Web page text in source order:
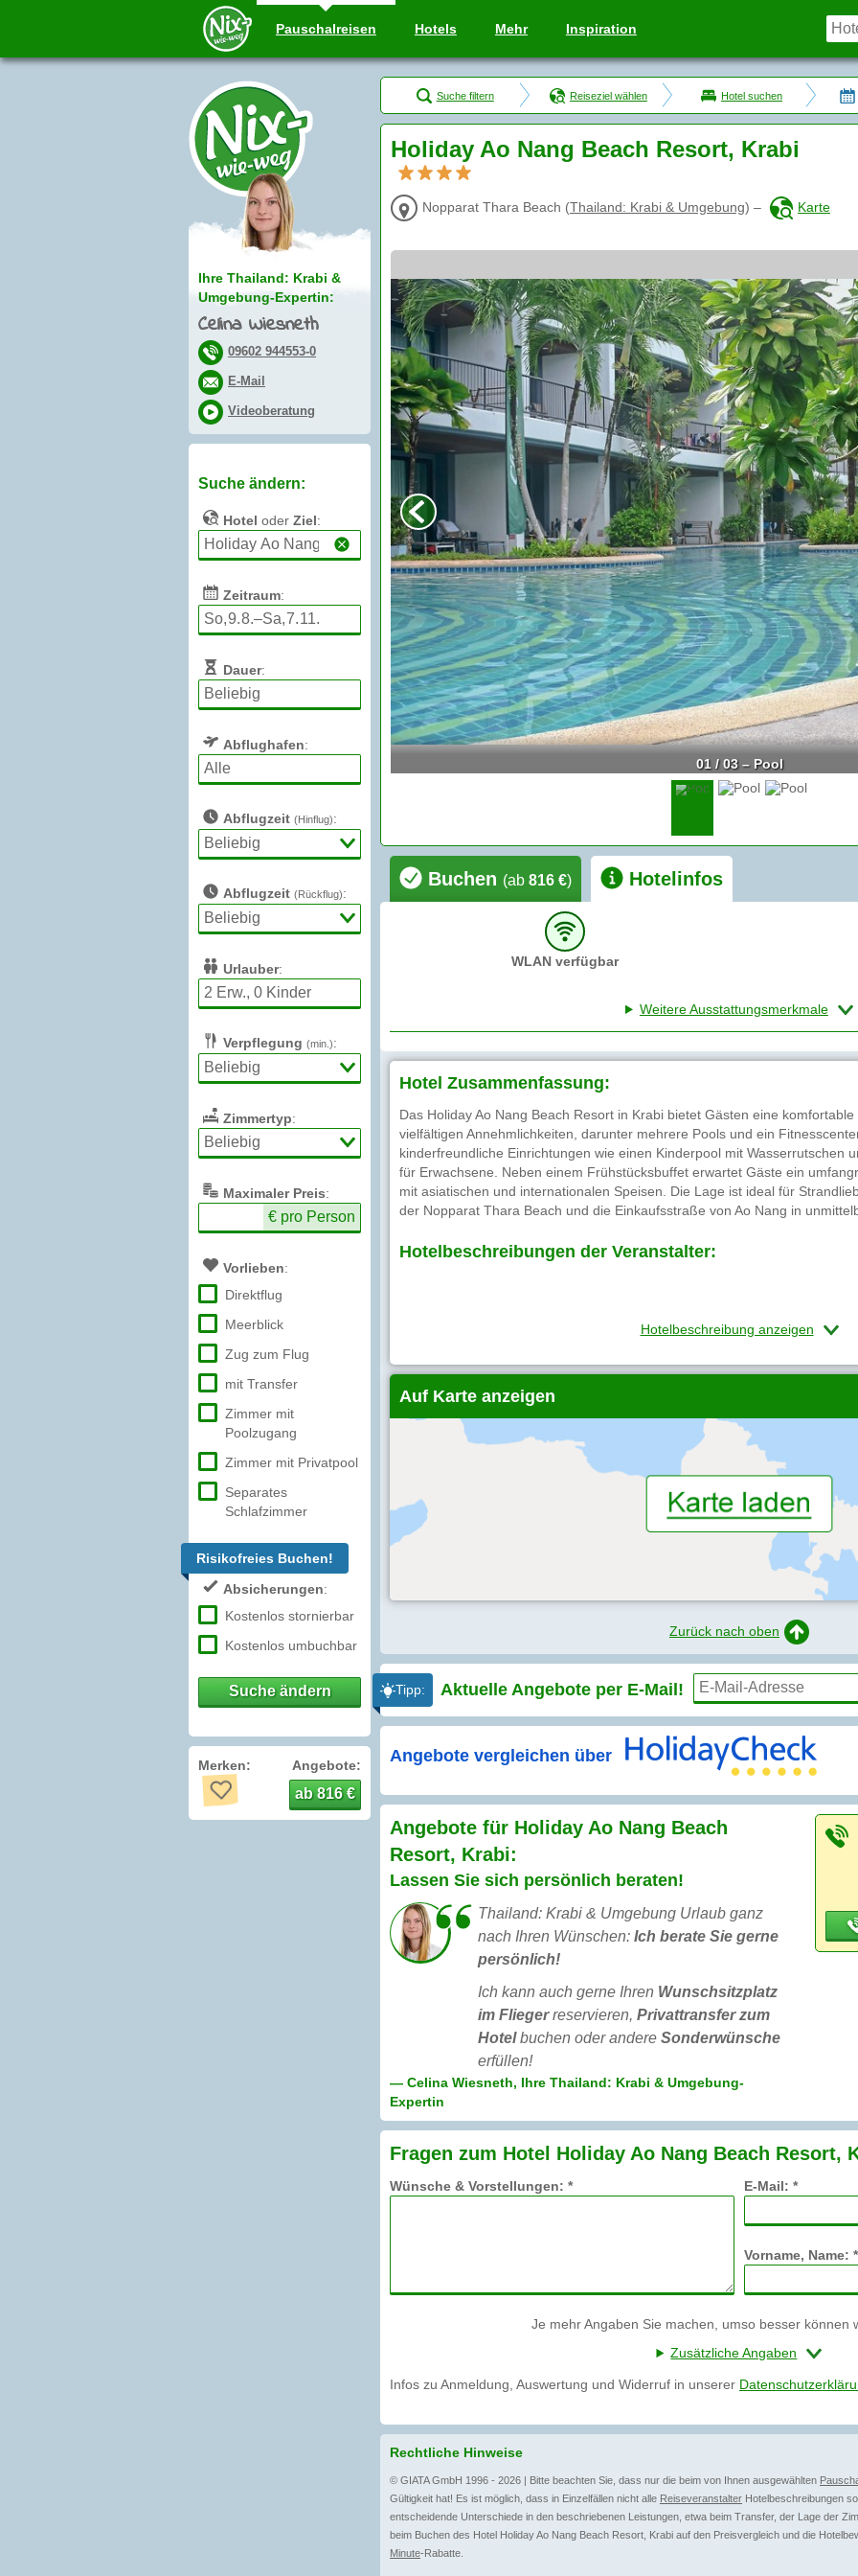
Pauschalreisen Hotels Mehr Inspiration
Ihre Thailand: Krabi &
Umgebung-Expertin:
Celina Wiesneth
09602 944553-0
E-Mail
Videoberatung
Suche ändern:
Hotel oder Ziel:
Zeitraum:
Dauer:
Abflughafen:
Abflugzeit (Hinflug):
Abflugzeit (Rückflug):
Urlauber:
Verpflegung (min.):
Zimmertyp:
Maximaler Preis:
€ pro Person
Vorlieben:
Direktflug
Meerblick
Zug zum Flug
mit Transfer
Zimmer mit
Poolzugang
Zimmer mit Privatpool
Separates
Schlafzimmer
Risikofreies Buchen!
Absicherungen:
Kostenlos stornierbar
Kostenlos umbuchbar
Suche ändern
Merken: Angebote:
ab 816 €
Suche filtern Reiseziel wählen Hotel suchen
Holiday Ao Nang Beach Resort, Krabi
Nopparat Thara Beach (Thailand: Krabi & Umgebung) – Karte
01 / 03 – Pool
Buchen (ab 816 €) Hotelinfos
WLAN verfügbar
Weitere Ausstattungsmerkmale
Hotel Zusammenfassung:
Das Holiday Ao Nang Beach Resort in Krabi bietet Gästen eine
vielfältigen Annehmlichkeiten, darunter mehrere Pools und ein
kinderfreundliche Einrichtungen wie einen Kinderpool mit Wasserrutschen
für Erwachsene. Neben einem Frühstücksbuffet erwartet Gäste ein
mit asiatischen und internationalen Speisen. Die Lage ist ideal für
der Nopparat Thara Beach und die Einkaufsstraße von Ao Nang in
Hotelbeschreibungen der Veranstalter:
Hotelbeschreibung anzeigen
Auf Karte anzeigen
Zurück nach oben
Tipp: Aktuelle Angebote per E-Mail!
Angebote vergleichen über
Angebote für Holiday Ao Nang Beach
Resort, Krabi:
Lassen Sie sich persönlich beraten!
Thailand: Krabi & Umgebung Urlaub ganz
nach Ihren Wünschen: Ich berate Sie gerne
persönlich!
Ich kann auch gerne Ihren Wunschsitzplatz
im Fliegerreservieren, Privattransfer zum
Hotelbuchen oder andere Sonderwünsche
erfüllen!
— Celina Wiesneth, Ihre Thailand: Krabi & Umgebung-
Expertin
Fragen zum Hotel Holiday Ao Nang Beach Resort,
Wünsche & Vorstellungen: * E-Mail: *
Vorname, Name: *
Je mehr Angaben Sie machen, umso besser können
Zusätzliche Angaben
Infos zu Anmeldung, Auswertung und Widerruf in unserer
Rechtliche Hinweise
© GIATA GmbH 1996 - 2026 | Bitte beachten Sie, dass nur die beim von Ihnen ausgewählten
Gültigkeit hat! Es ist möglich, dass in Einzelfällen nicht alle Reiseveranstalter Hotelbeschreibungen
entscheidende Unterschiede in den beschriebenen Leistungen, etwa beim Transfer, der Lage der
beim Buchen des Hotel Holiday Ao Nang Beach Resort, Krabi auf den Preisvergleich und die
Minute-Rabatte.